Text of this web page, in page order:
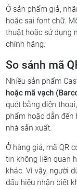
Ở sản phẩm giả,
hoặc sai font chữ.
thuật hoặc sử dụng
chính hãng.
So sánh mã
Nhiều sản phẩm
hoặc mã vạch
quét bằng điện
phẩm hoặc dẫn đến
nhà sản xuất.
Ở hàng giả, mã QR
tin không liên quan
khác. Vì vậy, người
dấu hiệu nhận biết